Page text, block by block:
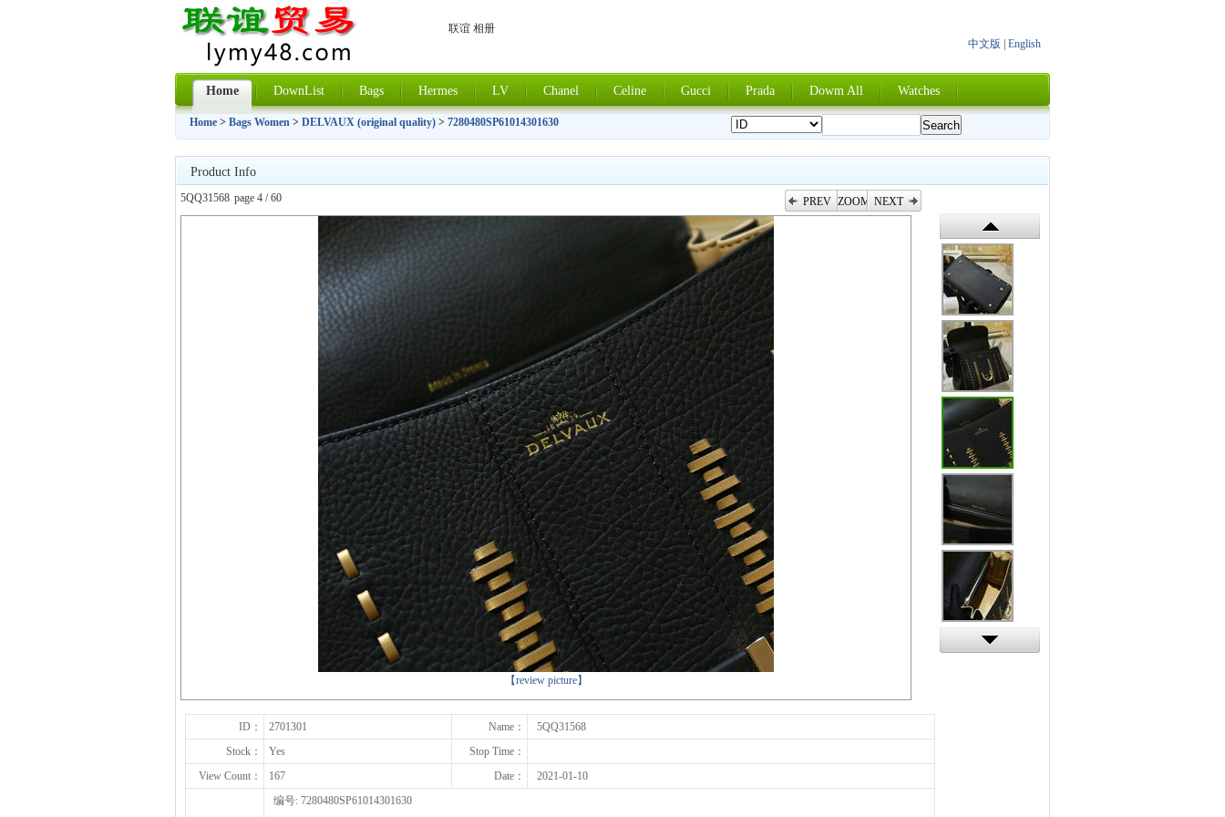
联谊 相册
中文版
English
Home DownList Bags Hermes LV Chanel Celine Gucci Prada Dowm All Watches
Home > Bags Women > DELVAUX (original quality) > 7280480SP61014301630
Product Info
5QQ31568 page 4 / 60 PREV ZOOM NEXT
【review picture】
下一张
ID： 2701301 Name：
5QQ31568
Stock：
Yes
Stop Time：
View Count：
167 Date：
2021-01-10
编号: 7280480SP61014301630